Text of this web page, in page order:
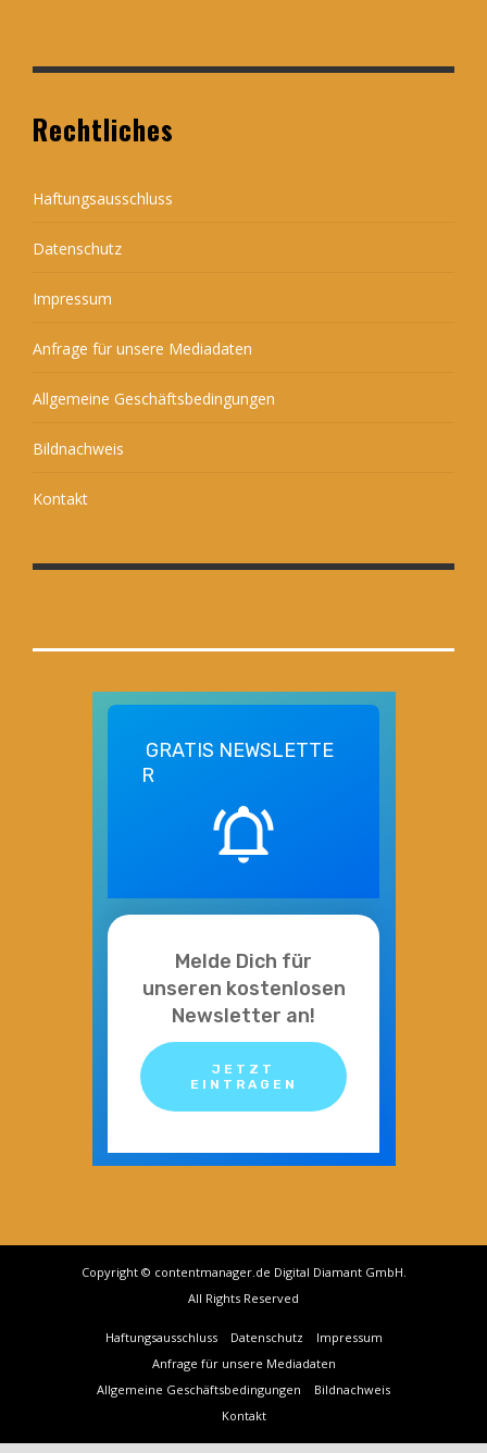
Rechtliches
Haftungsausschluss
Datenschutz
Impressum
Anfrage für unsere Mediadaten
Allgemeine Geschäftsbedingungen
Bildnachweis
Kontakt
GRATIS NEWSLETTE
R
Melde Dich für
unseren kostenlosen
Newsletter an!
JETZT
EINTRAGEN
Copyright © contentmanager.de Digital Diamant GmbH.
All Rights Reserved
Haftungsausschluss Datenschutz
Impressum
Anfrage für unsere Mediadaten
Allgemeine Geschäftsbedingungen
Bildnachweis
Kontakt